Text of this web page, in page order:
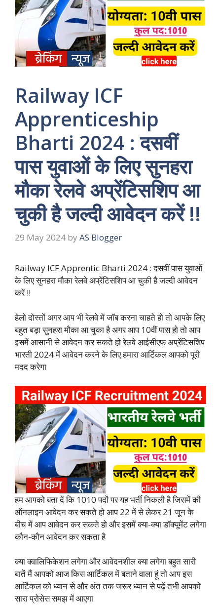
Railway ICF
Apprenticeship
Bharti 2024 : दसवीं
पास युवाओं के लिए सुनहरा
मौका रेलवे अप्रेंटिसशिप आ
चुकी है जल्दी आवेदन करें !!
29 May 2024 by AS Blogger
Railway ICF Apprentic Bharti 2024 : दसवीं पास युवाओं
के लिए सुनहरा मौका रेलवे अप्रेंटिसशिप आ चुकी है जल्दी आवेदन
करें !!
हेलो दोस्तों अगर आप भी रेलवे में जॉब करना चाहते हो तो आपके लिए
बहुत बड़ा सुनहरा मौका आ चुका है अगर आप 10वीं पास हो तो आप
इसमें आसानी से आवेदन कर सकते हो रेलवे आईसीएफ अप्रेंटिसशिप
भारती 2024 में आवेदन करने के लिए हमारा आर्टिकल आपको पूरी
मदद करेगा
हम आपको बता दें कि 1010 पदों पर यह भर्ती निकली है जिसमें की
ऑनलाइन आवेदन कर सकते हो आप 22 में से लेकर 21 जून के
बीच में आप आवेदन कर सकते हो और इसमें क्या-क्या डॉक्यूमेंट लगेगा
कौन-कौन आवेदन कर सकता है
क्या क्वालिफिकेशन लगेगा और आवेदनशील क्या लगेगा बहुत सारी
बातें मैं आपको आज किस आर्टिकल में बताने वाला हूं तो आप इस
आर्टिकल को ध्यान से और अंत तक जरूर ध्यान से पढ़ें तभी आपको
सारा प्रोसेस समझ में आएगा